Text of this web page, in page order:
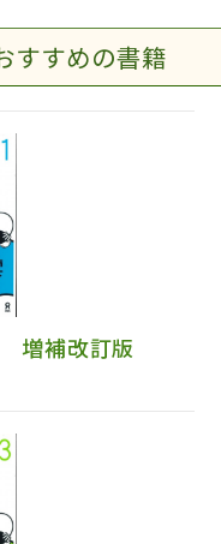
すすめの書籍
補改訂版